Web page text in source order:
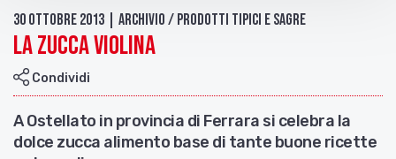
30 Ottobre 2013 | Archivio / Prodotti tipici e sagre
La zucca violina
Condividi
A Ostellato in provincia di Ferrara si celebra la
dolce zucca alimento base di tante buone ricette